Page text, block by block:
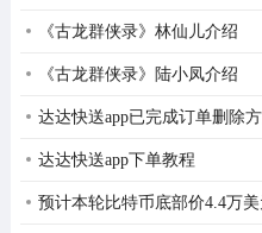
务、无提现人要求，微信秒
持续增长。
《古龙群侠录》林仙儿介绍
《古龙群侠录》陆小凤介绍
达达快送app已完成订单删除
达达快送app下单教程
预计本轮比特币底部价4.4万